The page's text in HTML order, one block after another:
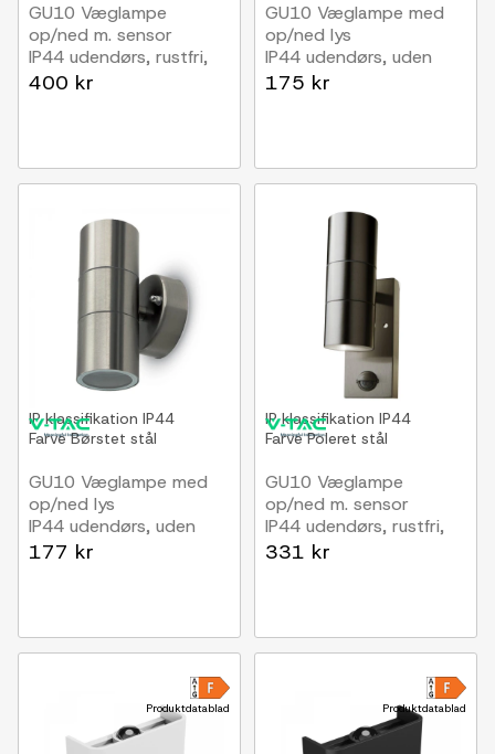
GU10 Væglampe
op/ned m. sensor
IP44 udendørs, rustfri,
uden lyskilde
400 kr
GU10 Væglampe med
op/ned lys
IP44 udendørs, uden
lyskilde
175 kr
IP klassifikation IP44
FarveBørstet stål
GU10 Væglampe med
op/ned lys
IP44 udendørs, uden
lyskilde
177 kr
IP klassifikation IP44
FarvePoleret stål
GU10 Væglampe
op/ned m. sensor
IP44 udendørs, rustfri,
uden lyskilde
331 kr
Produktdatablad Produktdatablad